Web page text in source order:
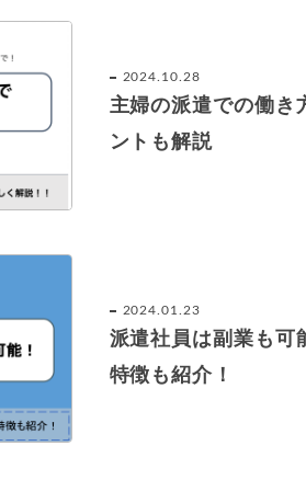
2024.10.28
主婦の派遣での働き
ントも解説
2024.01.23
派遣社員は副業も可
特徴も紹介！